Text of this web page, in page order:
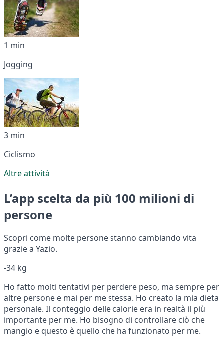
1 min
Jogging
3 min
Ciclismo
Altre attività
L’app scelta da più 100 milioni di
persone
Scopri come molte persone stanno cambiando vita
grazie a Yazio.
-34 kg
Ho fatto molti tentativi per perdere peso, ma sempre per
altre persone e mai per me stessa. Ho creato la mia dieta
personale. Il conteggio delle calorie era in realtà il più
importante per me. Ho bisogno di controllare ciò che
mangio e questo è quello che ha funzionato per me.